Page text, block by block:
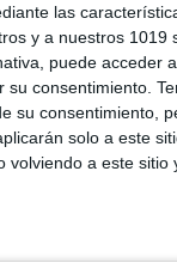
las
y a nuestros
puede acceder
consentimiento.
su consentimiento,
solo a este
a este
RECURSO EN